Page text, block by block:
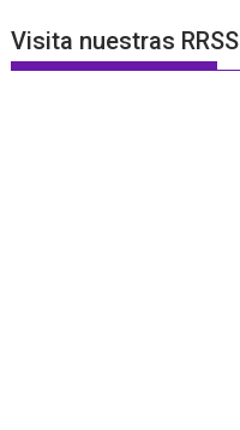
Visita nuestras RRSS